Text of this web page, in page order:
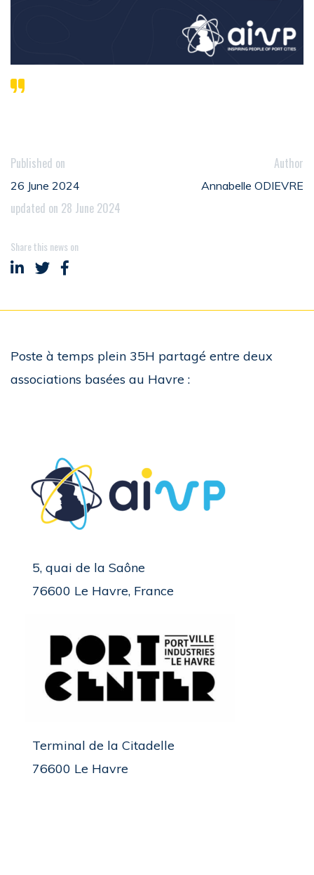
Published on
26 June 2024
updated on 28 June 2024
Author
Annabelle ODIEVRE
Share this news on
Share on LinkedIn
Share on Twitter
Share on Facebook
Poste à temps plein 35H partagé entre deux
associations basées au Havre :
5, quai de la Saône
76600 Le Havre, France
Terminal de la Citadelle
76600 Le Havre